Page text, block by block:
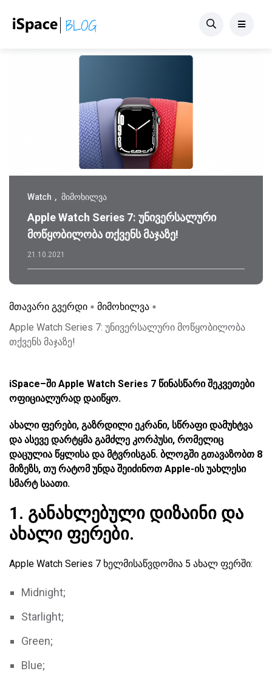
Watch მიმოხილვა
Apple Watch Series 7: უნივერსალური
მოწყობილობა თქვენს მაჯაზე!
21.10.2021
მთავარი გვერდი
მიმოხილვა
Apple Watch Series 7: უნივერსალური მოწყობილობა
თქვენს მაჯაზე!
iSpace–ში Apple Watch Series 7 წინასწარი შეკვეთები
ოფიციალურად დაიწყო.
ახალი ფერები, გაზრდილი ეკრანი, სწრაფი დამუხტვა
და ასევე დარტყმა გამძლე კორპუსი, რომელიც
დაცულია წყლისა და მტვრისგან. ბლოგში გთავაზობთ 8
მიზეზს, თუ რატომ უნდა შეიძინოთ Apple-ის უახლესი
სმარტ საათი.
1. განახლებული დიზაინი და
ახალი ფერები.
Apple Watch Series 7 ხელმისაწვდომია 5 ახალ ფერში:
Midnight;
Starlight;
Green;
Blue;